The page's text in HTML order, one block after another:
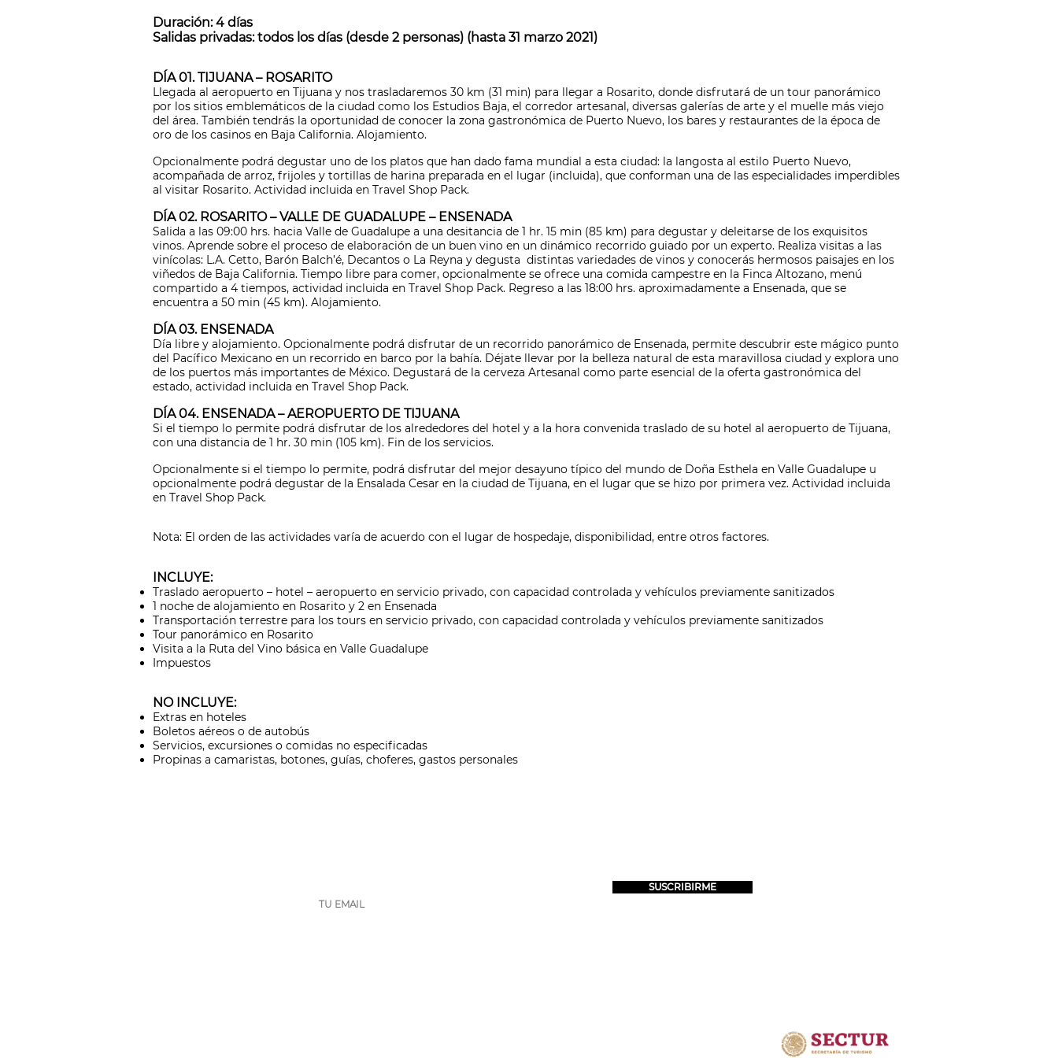
Duración: 4 días
Salidas privadas: todos los días (desde 2 personas) (hasta 31 marzo 2021)
DÍA 01. TIJUANA – ROSARITO
Llegada al aeropuerto en Tijuana y nos trasladaremos 30 km (31 min) para llegar a Rosarito, donde disfrutará de un tour panorámico
por los sitios emblemáticos de la ciudad como los Estudios Baja, el corredor artesanal, diversas galerías de arte y el muelle más viejo
del área. También tendrás la oportunidad de conocer la zona gastronómica de Puerto Nuevo, los bares y restaurantes de la época de
oro de los casinos en Baja California. Alojamiento.
Opcionalmente podrá degustar uno de los platos que han dado fama mundial a esta ciudad: la langosta al estilo Puerto Nuevo,
acompañada de arroz, frijoles y tortillas de harina preparada en el lugar (incluida), que conforman una de las especialidades imperdibles
al visitar Rosarito. Actividad incluida en Travel Shop Pack.
DÍA 02. ROSARITO – VALLE DE GUADALUPE – ENSENADA
Salida a las 09:00 hrs. hacia Valle de Guadalupe a una desitancia de 1 hr. 15 min (85 km) para degustar y deleitarse de los exquisitos
vinos. Aprende sobre el proceso de elaboración de un buen vino en un dinámico recorrido guiado por un experto. Realiza visitas a las
vinícolas: L.A. Cetto, Barón Balch’é, Decantos o La Reyna y degusta distintas variedades de vinos y conocerás hermosos paisajes en los
viñedos de Baja California. Tiempo libre para comer, opcionalmente se ofrece una comida campestre en la Finca Altozano, menú
compartido a 4 tiempos, actividad incluida en Travel Shop Pack. Regreso a las 18:00 hrs. aproximadamente a Ensenada, que se
encuentra a 50 min (45 km). Alojamiento.
DÍA 03. ENSENADA
Día libre y alojamiento. Opcionalmente podrá disfrutar de un recorrido panorámico de Ensenada, permite descubrir este mágico punto
del Pacífico Mexicano en un recorrido en barco por la bahía. Déjate llevar por la belleza natural de esta maravillosa ciudad y explora uno
de los puertos más importantes de México. Degustará de la cerveza Artesanal como parte esencial de la oferta gastronómica del
estado, actividad incluida en Travel Shop Pack.
DÍA 04. ENSENADA – AEROPUERTO DE TIJUANA
Si el tiempo lo permite podrá disfrutar de los alrededores del hotel y a la hora convenida traslado de su hotel al aeropuerto de Tijuana,
con una distancia de 1 hr. 30 min (105 km). Fin de los servicios.
Opcionalmente si el tiempo lo permite, podrá disfrutar del mejor desayuno típico del mundo de Doña Esthela en Valle Guadalupe u
opcionalmente podrá degustar de la Ensalada Cesar en la ciudad de Tijuana, en el lugar que se hizo por primera vez. Actividad incluida
en Travel Shop Pack.
Nota: El orden de las actividades varía de acuerdo con el lugar de hospedaje, disponibilidad, entre otros factores.
INCLUYE:
Traslado aeropuerto – hotel – aeropuerto en servicio privado, con capacidad controlada y vehículos previamente sanitizados
1 noche de alojamiento en Rosarito y 2 en Ensenada
Transportación terrestre para los tours en servicio privado, con capacidad controlada y vehículos previamente sanitizados
Tour panorámico en Rosarito
Visita a la Ruta del Vino básica en Valle Guadalupe
Impuestos
NO INCLUYE:
Extras en hoteles
Boletos aéreos o de autobús
Servicios, excursiones o comidas no especificadas
Propinas a camaristas, botones, guías, choferes, gastos personales
SUSCRIBIRME